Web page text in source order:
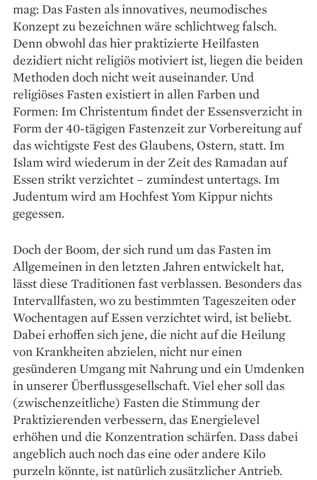
mag: Das Fasten als innovatives, neumodisches
Konzept zu bezeichnen wäre schlichtweg falsch.
Denn obwohl das hier praktizierte Heilfasten
dezidiert nicht religiös motiviert ist, liegen die beiden
Methoden doch nicht weit auseinander. Und
religiöses Fasten existiert in allen Farben und
Formen: Im Christentum findet der Essensverzicht in
Form der 40-tägigen Fastenzeit zur Vorbereitung auf
das wichtigste Fest des Glaubens, Ostern, statt. Im
Islam wird wiederum in der Zeit des Ramadan auf
Essen strikt verzichtet – zumindest untertags. Im
Judentum wird am Hochfest Yom Kippur nichts
gegessen.
Doch der Boom, der sich rund um das Fasten im
Allgemeinen in den letzten Jahren entwickelt hat,
lässt diese Traditionen fast verblassen. ­Besonders das
Intervallfasten, wo zu bestimmten Tageszeiten oder
Wochentagen auf Essen verzichtet wird, ist beliebt.
Dabei erhoffen sich jene, die nicht auf die Heilung
von Krankheiten abzielen, nicht nur einen
gesünderen Umgang mit Nahrung und ein Umdenken
in unserer Überflussgesellschaft. Viel eher soll das
(zwischenzeitliche) Fasten die Stimmung der
Praktizierenden verbessern, das Energielevel
erhöhen und die Konzentration schärfen. Dass dabei
angeblich auch noch das eine oder andere Kilo
purzeln könnte, ist ­na­türlich zusätzlicher Antrieb.